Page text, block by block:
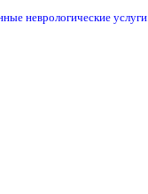
неврологические услуги.